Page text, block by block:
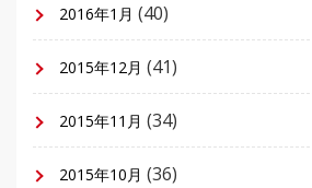
2016年1月 (40)
2015年12月 (41)
2015年11月 (34)
2015年10月 (36)